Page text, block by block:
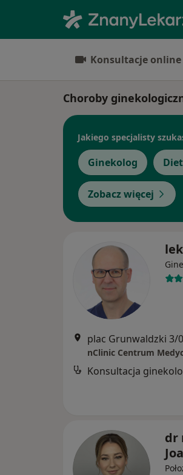
Konsultacje online
Choroby
Jakiego specjalisty
Ginekolog
Zobacz więcej
plac Grunwaldzki 3/
nClinic Centrum
Konsultacja
dr